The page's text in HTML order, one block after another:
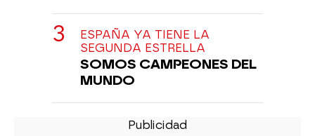
ESPAÑA YA TIENE LA
SEGUNDA ESTRELLA
SOMOS CAMPEONES DEL
MUNDO